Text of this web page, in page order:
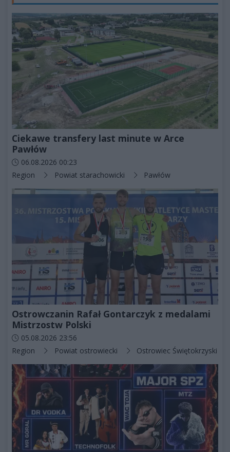
Ciekawe transfery last minute w Arce
Pawłów
Data dodania artykułu:
06.08.2026 00:23
Kategorie artykułu:
Region Powiat starachowicki Pawłów
Ostrowczanin Rafał Gontarczyk z medalami
Mistrzostw Polski
Data dodania artykułu:
05.08.2026 23:56
Kategorie artykułu:
Region Powiat ostrowiecki Ostrowiec Świętokrzyski